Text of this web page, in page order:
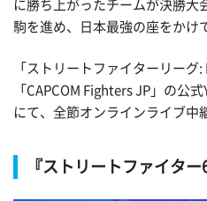
に勝ち上がったチームが決勝大
駒を進め、日本最強の座をかけ
「ストリートファイターリーグ:
「CAPCOM Fighters JP」の公
にて、全節オンラインライブ中
『ストリートファイタ